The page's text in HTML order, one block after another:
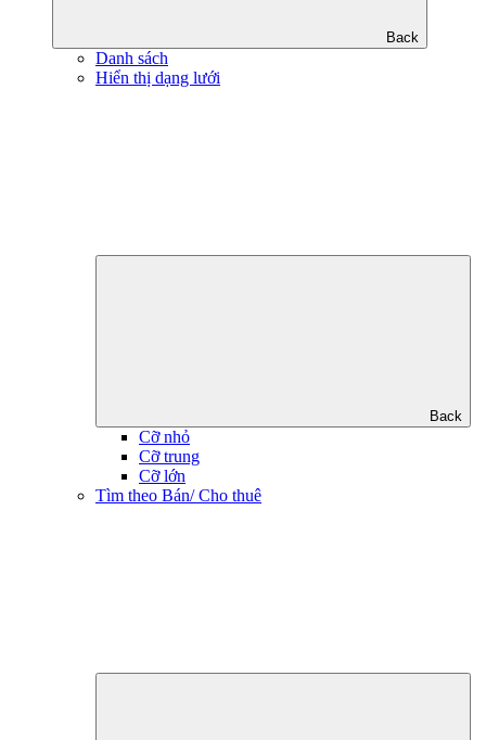
Back
Danh sách
Hiển thị dạng lưới
Back
Cỡ nhỏ
Cỡ trung
Cỡ lớn
Tìm theo Bán/ Cho thuê